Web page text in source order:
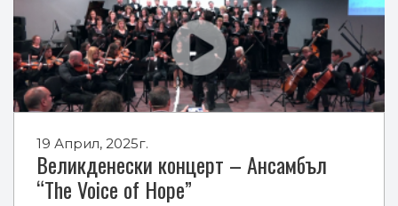
19 Април, 2025г.
Великденески концерт – Ансамбъл
“The Voice of Hope”